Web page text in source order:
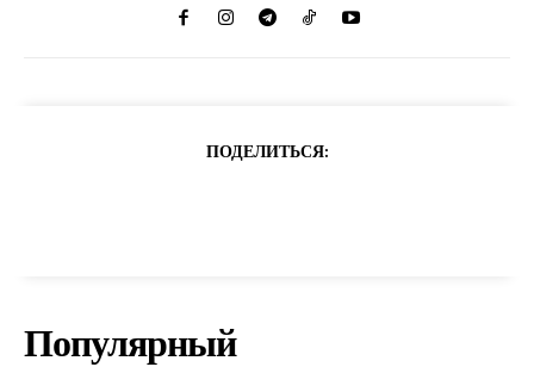
ПОДЕЛИТЬСЯ:
Популярный